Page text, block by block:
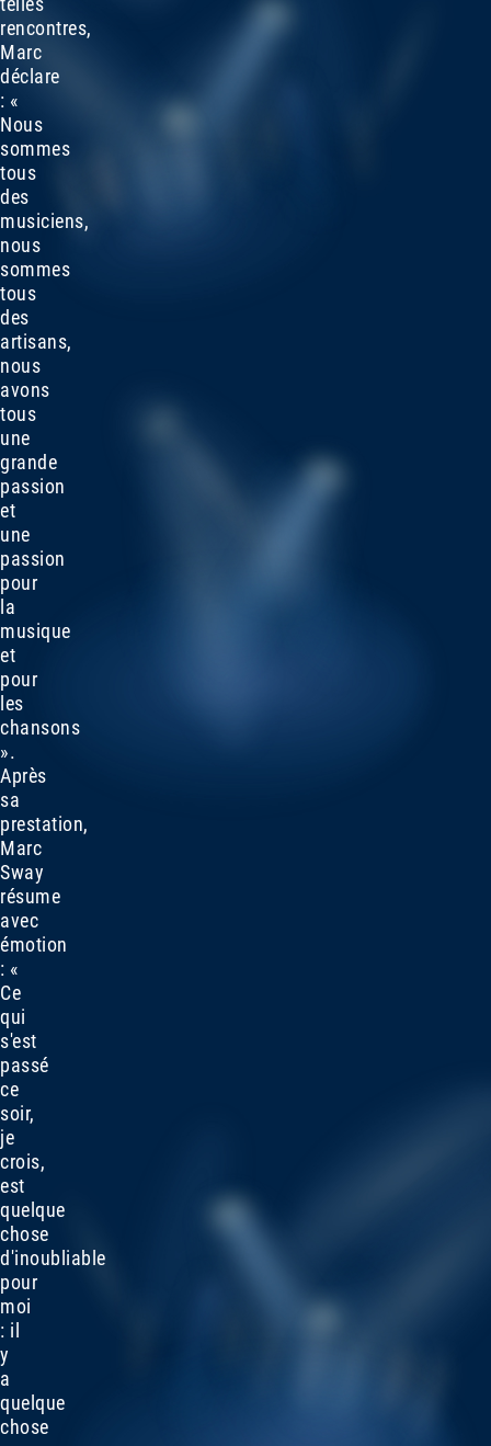
rencontres,
Marc
déclare
: «
Nous
sommes
tous
des
musiciens,
nous
sommes
tous
des
artisans,
nous
avons
tous
une
grande
passion
et
une
passion
pour
la
musique
et
pour
les
chansons
».
Après
sa
prestation,
Marc
Sway
résume
avec
émotion
: «
Ce
qui
s'est
passé
ce
soir,
je
crois,
est
quelque
chose
d'inoubliable
pour
moi
: il
y
a
quelque
chose